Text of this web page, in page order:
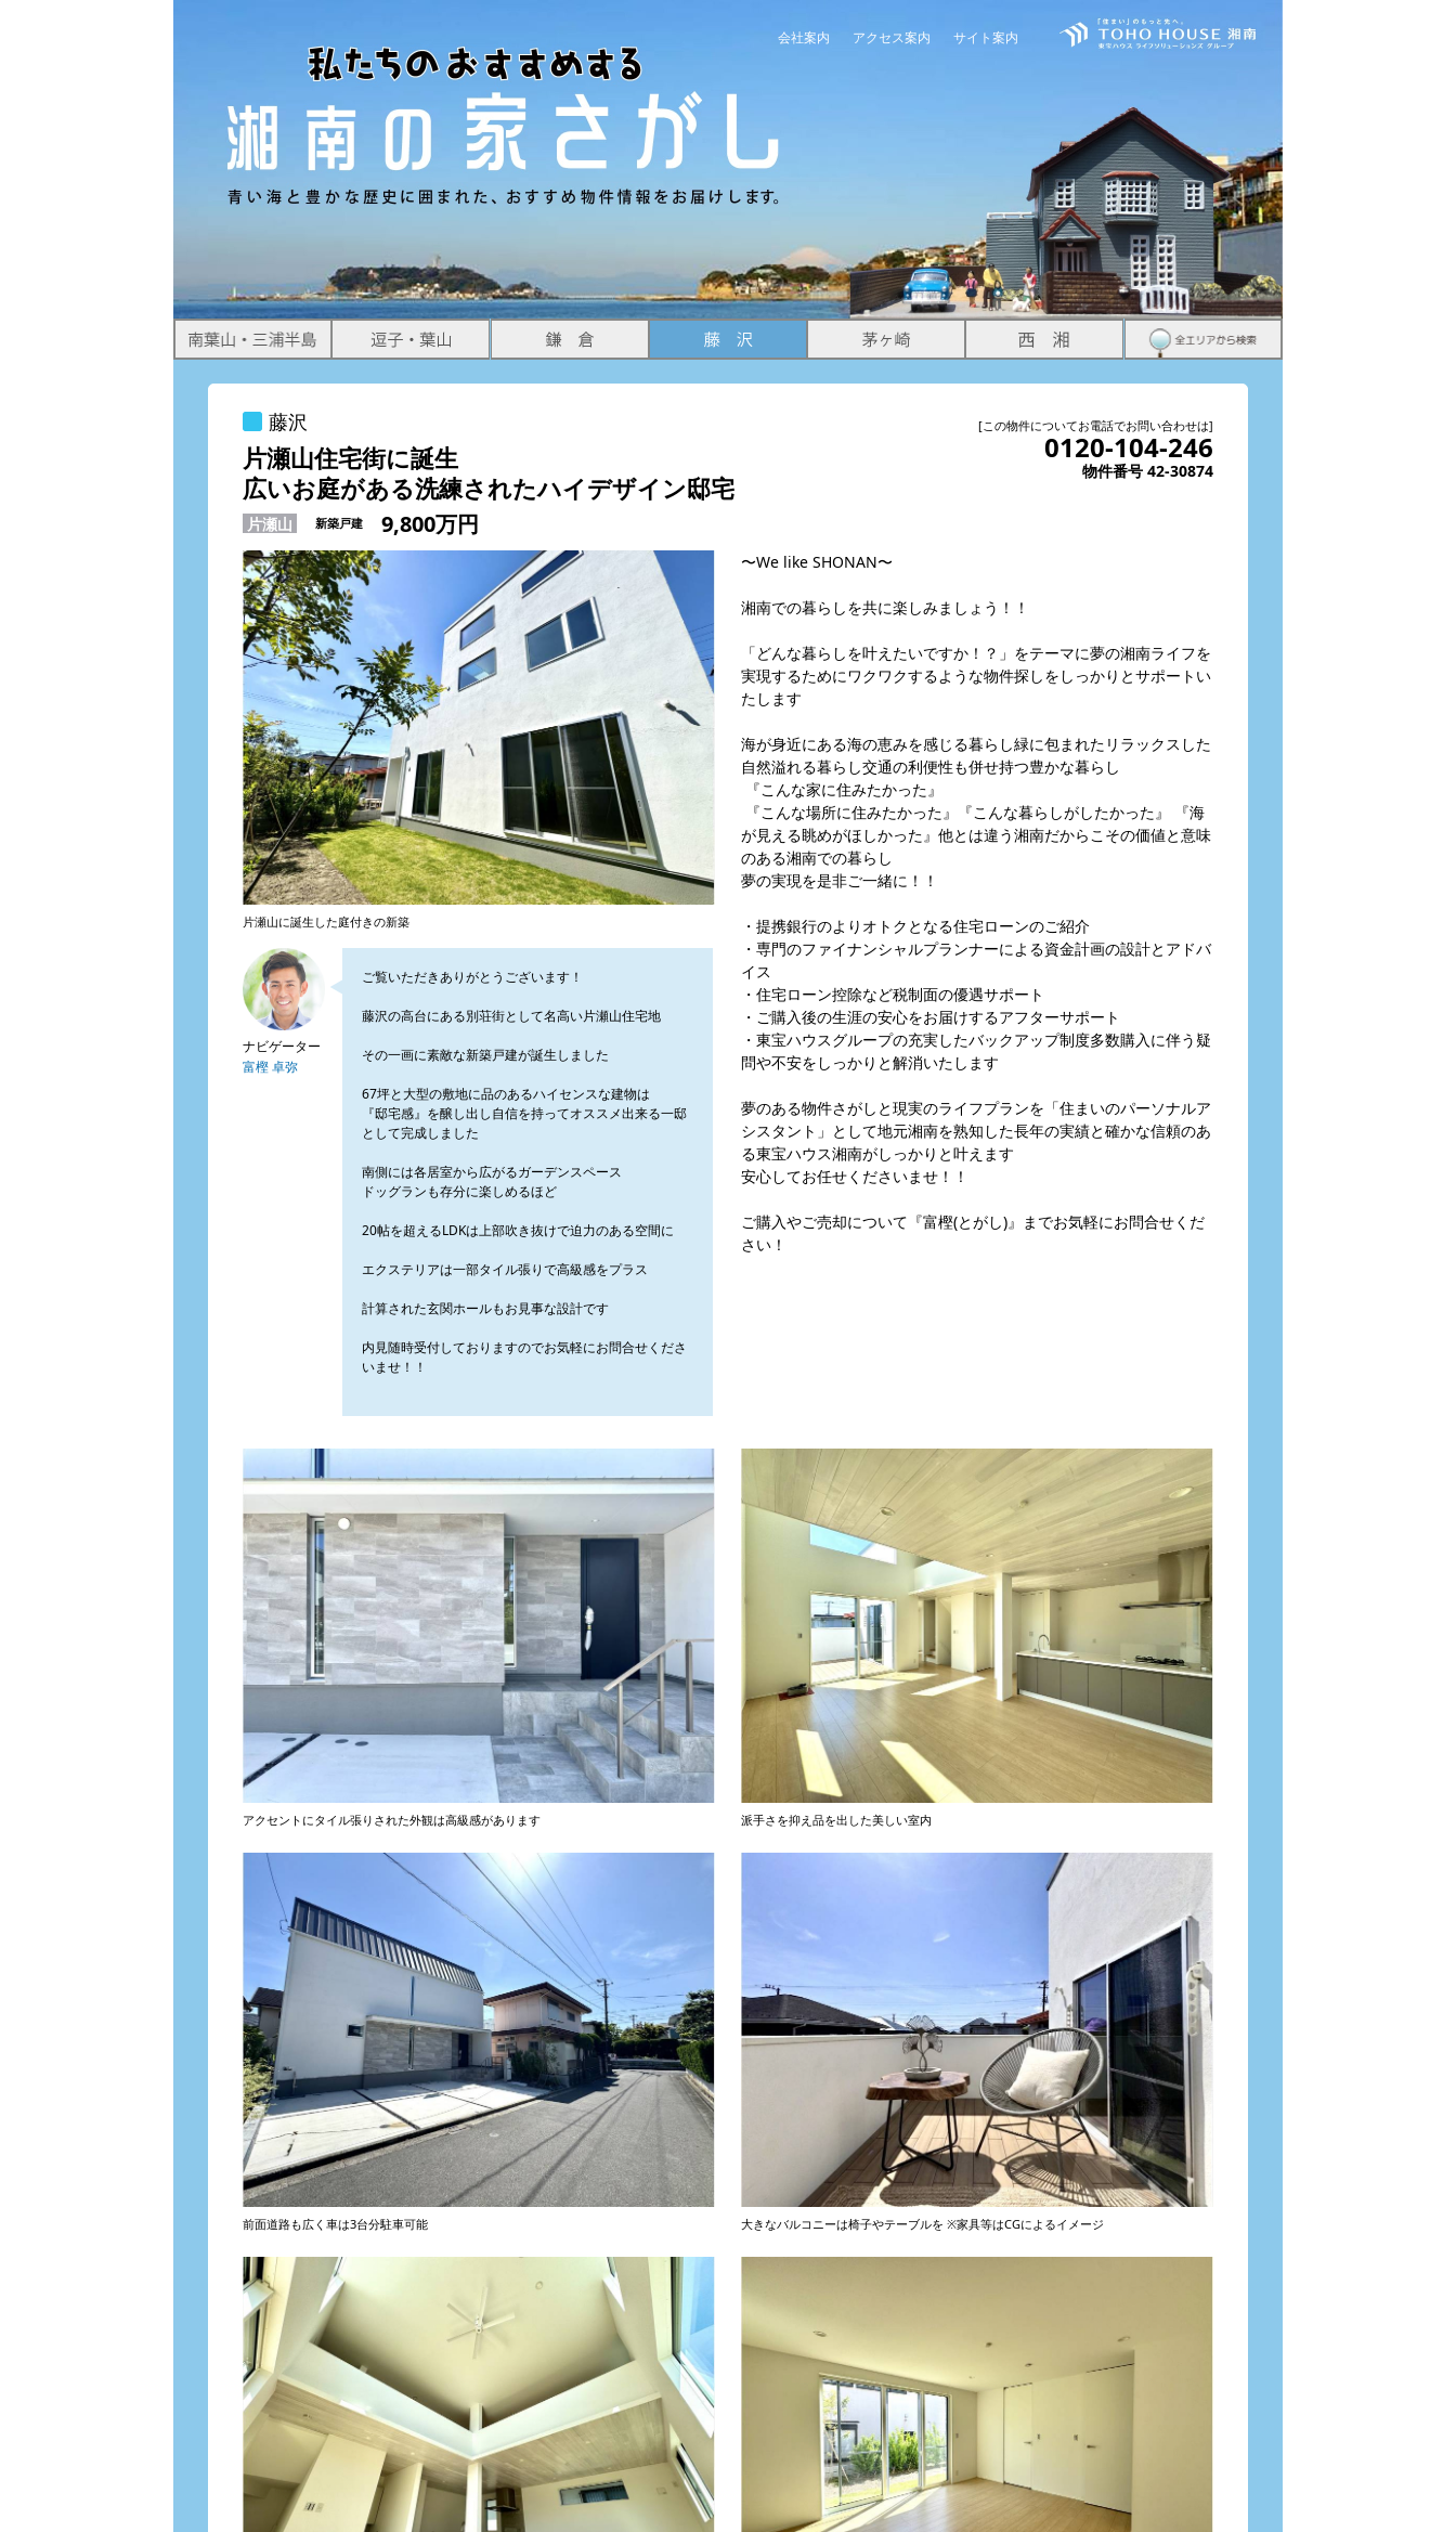
会社案内 アクセス案内 サイト案内
藤沢
片瀬山住宅街に誕生
広いお庭がある洗練されたハイデザイン邸宅
片瀬山 新築戸建 9,800万円
[この物件についてお電話でお問い合わせは]
0120-104-246
物件番号 42-30874
片瀬山に誕生した庭付きの新築
ナビゲーター
富樫 卓弥
ご覧いただきありがとうございます！
藤沢の高台にある別荘街として名高い片瀬山住宅地
その一画に素敵な新築戸建が誕生しました
67坪と大型の敷地に品のあるハイセンスな建物は
『邸宅感』を醸し出し自信を持ってオススメ出来る一邸
として完成しました
南側には各居室から広がるガーデンスペース
ドッグランも存分に楽しめるほど
20帖を超えるLDKは上部吹き抜けで迫力のある空間に
エクステリアは一部タイル張りで高級感をプラス
計算された玄関ホールもお見事な設計です
内見随時受付しておりますのでお気軽にお問合せくださ
いませ！！
〜We like SHONAN〜
湘南での暮らしを共に楽しみましょう！！
「どんな暮らしを叶えたいですか！？」をテーマに夢の湘南ライフを
実現するためにワクワクするような物件探しをしっかりとサポートい
たします
海が身近にある海の恵みを感じる暮らし緑に包まれたリラックスした
自然溢れる暮らし交通の利便性も併せ持つ豊かな暮らし
『こんな家に住みたかった』
『こんな場所に住みたかった』『こんな暮らしがしたかった』 『海
が見える眺めがほしかった』他とは違う湘南だからこその価値と意味
のある湘南での暮らし
夢の実現を是非ご一緒に！！
・提携銀行のよりオトクとなる住宅ローンのご紹介
・専門のファイナンシャルプランナーによる資金計画の設計とアドバ
イス
・住宅ローン控除など税制面の優遇サポート
・ご購入後の生涯の安心をお届けするアフターサポート
・東宝ハウスグループの充実したバックアップ制度多数購入に伴う疑
問や不安をしっかりと解消いたします
夢のある物件さがしと現実のライフプランを「住まいのパーソナルア
シスタント」として地元湘南を熟知した長年の実績と確かな信頼のあ
る東宝ハウス湘南がしっかりと叶えます
安心してお任せくださいませ！！
ご購入やご売却について『富樫(とがし)』までお気軽にお問合せくだ
さい！
アクセントにタイル張りされた外観は高級感があります 派手さを抑え品を出した美しい室内
前面道路も広く車は3台分駐車可能 大きなバルコニーは椅子やテーブルを ※家具等はCGによるイメージ